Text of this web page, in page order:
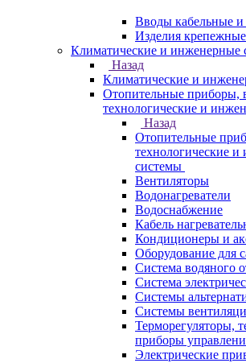
Вводы кабельные и
Изделия крепежные
Климатические и инженерные
Назад
Климатические и
Отопительные приборы,
технологические и
Назад
Отопительные
технологические
системы
Вентиляторы
Водонагреватели
Водоснабжение
Кабель
Кондиционеры и
Оборудование для
Система водяного
Система
Системы
Системы
Терморегуляторы,
приборы
Электрические